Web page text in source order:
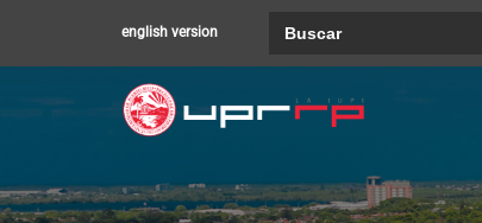
english version